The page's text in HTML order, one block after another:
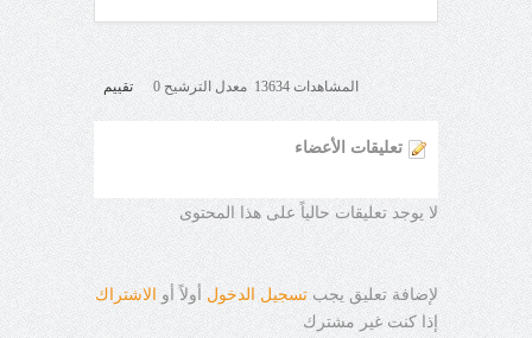
المشاهدات 13634 معدل الترشيح 0 تقييم
تعليقات الأعضاء
لا يوجد تعليقات حالياً على هذا المحتوى
لإضافة تعليق يجبتسجيل الدخول أولاً أو الاشتراك
إذا كنت غير مشترك